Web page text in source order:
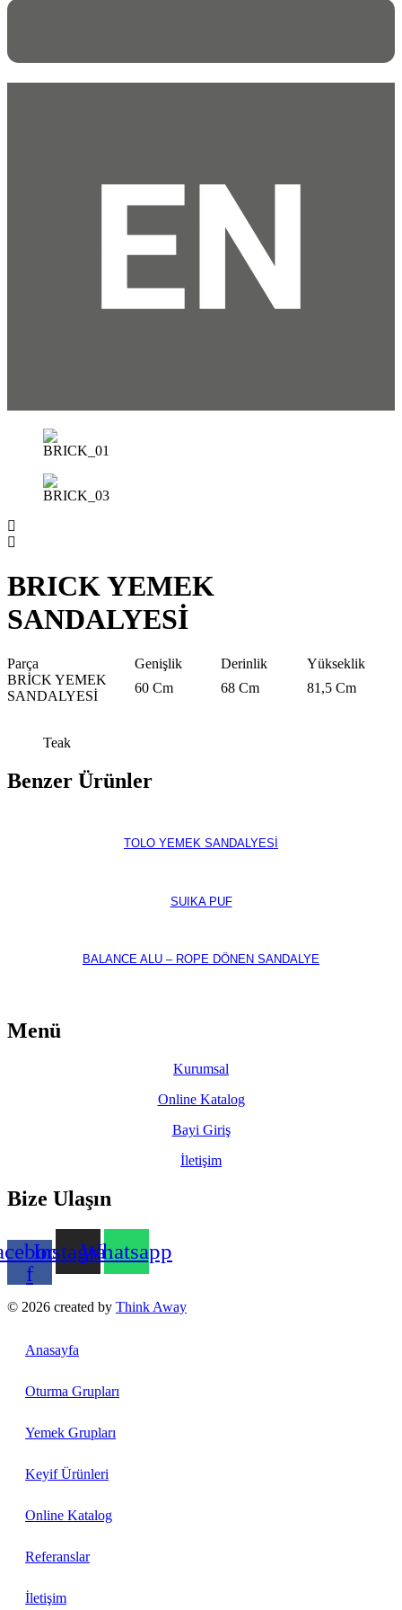
BRICK YEMEK
SANDALYESİ
Parça Genişlik Derinlik
Yükseklik
BRİCK YEMEK
SANDALYESİ
60 Cm 68 Cm 81,5 Cm
Teak
Benzer Ürünler
TOLO YEMEK SANDALYESİ
SUIKA PUF
BALANCE ALU – ROPE DÖNEN SANDALYE
Menü
Kurumsal
Online Katalog
Bayi Giriş
İletişim
Bize Ulaşın
f
InstagramWhatsapp
© 2026 created by Think Away
Anasayfa
Oturma Grupları
Yemek Grupları
Keyif Ürünleri
Online Katalog
Referanslar
İletişim